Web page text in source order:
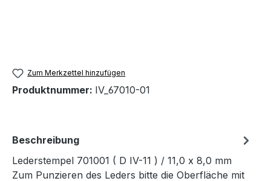
Zum Merkzettel hinzufügen
Produktnummer: IV_67010-01
Beschreibung
Lederstempel 701001 ( D IV-11 ) / 11,0 x 8,0 mm
Zum Punzieren des Leders bitte die Oberfläche mit